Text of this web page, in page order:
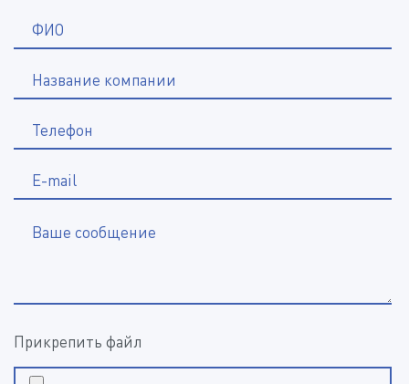
ФИО
Название компании
Телефон
E-mail
Ваше сообщение
Прикрепить файл